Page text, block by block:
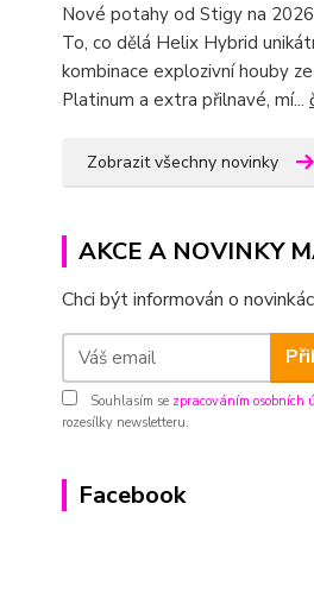
Nové potahy od Stigy na
To, co dělá Helix Hybrid
kombinace explozivní houby
Platinum a extra přilnavé, mí...
Zobrazit všechny novinky
AKCE A NOVINKY
Chci být informován o
Souhlasím se zpracováním osobních
rozesílky newsletteru.
Facebook